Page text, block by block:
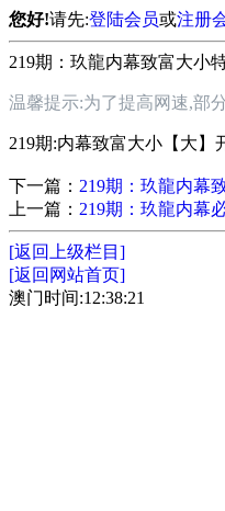
您好!请先:登陆会员或注册
219期：玖龍内幕致富大小
温馨提示:为了提高网速,部
219期:内幕致富大小【大】
下一篇： 219期：玖龍内幕
上一篇： 219期：玖龍内幕
[返回上级栏目]
[返回网站首页]
澳门时间:12:38:21